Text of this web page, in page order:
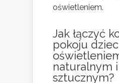
oświetleniem.
Jak łączyć
pokoju
naturalnym i
sztucznym?